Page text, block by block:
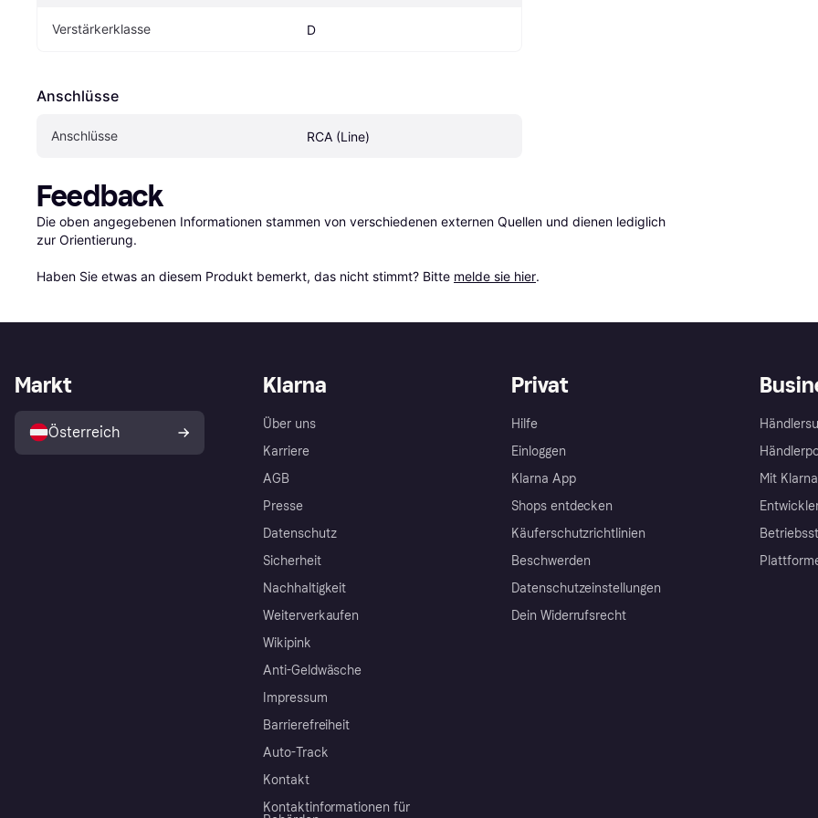
Verstärkerklasse D
Anschlüsse
Anschlüsse RCA (Line)
Feedback
Die oben angegebenen Informationen stammen von verschiedenen externen Quellen und dienen lediglich
zur Orientierung.
Haben Sie etwas an diesem Produkt bemerkt, das nicht stimmt? Bitte melde sie hier.
Klarna
Über uns
Karriere
AGB
Presse
Datenschutz
Sicherheit
Nachhaltigkeit
Weiterverkaufen
Wikipink
Anti-Geldwäsche
Impressum
Barrierefreiheit
Auto-Track
Kontakt
Kontaktinformationen für
Privat
Hilfe
Einloggen
Klarna App
Shops entdecken
Käuferschutzrichtlinien
Beschwerden
Datenschutzeinstellungen
Dein Widerrufsrecht
Mit
Markt
Österreich